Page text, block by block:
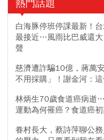
熱門話題
白海豚停班停課最新！
最接近…風雨比巴威還
聲
慈濟遭詐騙10億，蔣萬
不用採購」！謝金河：
林炳生70歲食道癌病逝
運動為何罹癌？食道癌
眷村長大，蔡詩萍聊公